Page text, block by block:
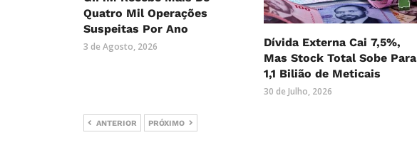
Quatro Mil Operações
Suspeitas Por Ano
3 de Agosto, 2026
Dívida Externa Cai 7,5%,
Mas Stock Total Sobe Para
1,1 Bilião de Meticais
30 de Julho, 2026
ANTERIOR PRÓXIMO